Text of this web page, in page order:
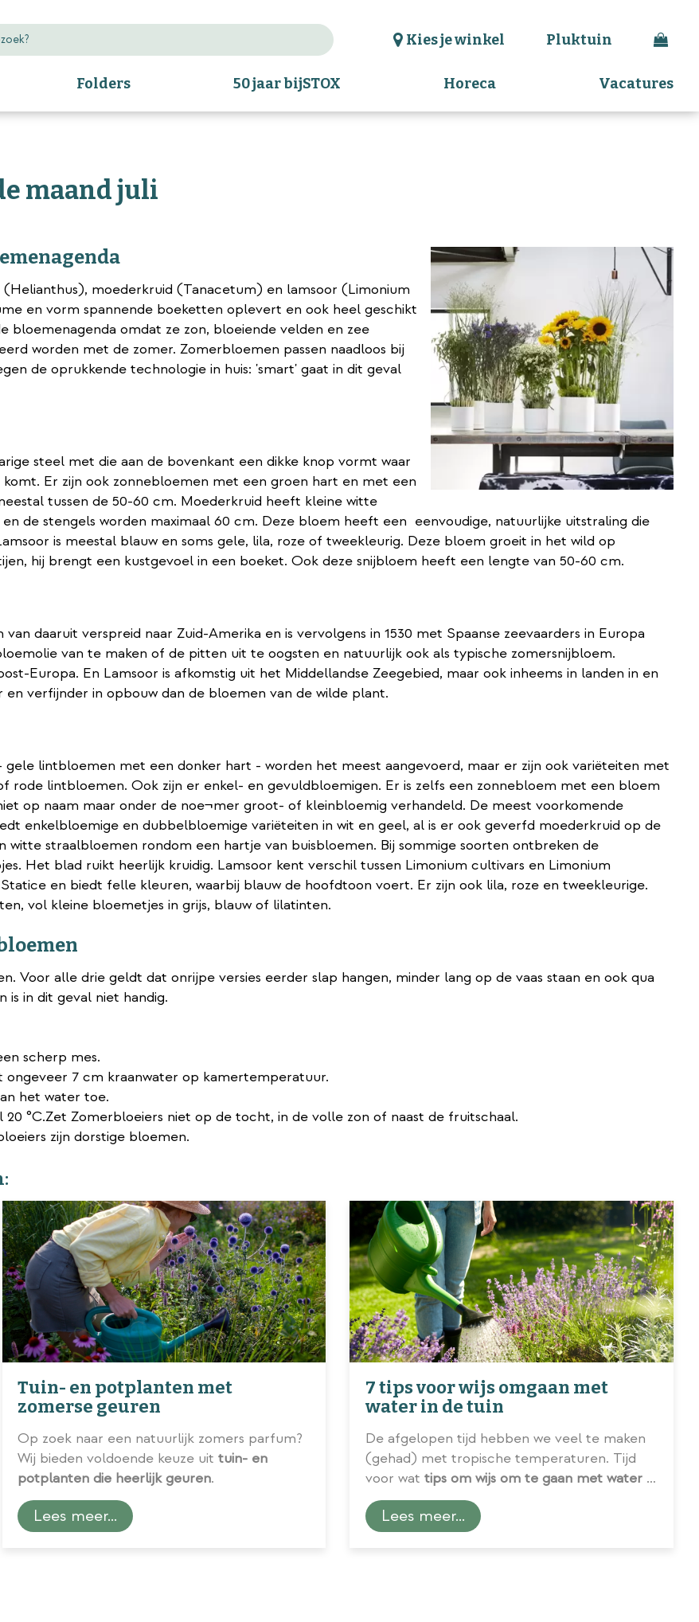
Kies je winkel Pluktuin
Folders 50 jaar bijSTOX Horeca Vacatures
maand juli
moederkruid (Tanacetum) en lamsoor (Limonium
en vorm spannende boeketten oplevert en ook heel geschikt
bloemenagenda omdat ze zon, bloeiende velden en zee
worden met de zomer. Zomerbloemen passen naadloos bij
de oprukkende technologie in huis: 'smart' gaat in dit geval
steel met die aan de bovenkant een dikke knop vormt waar
Er zijn ook zonnebloemen met een groen hart en met een
tussen de 50-60 cm. Moederkruid heeft kleine witte
de stengels worden maximaal 60 cm. Deze bloem heeft een eenvoudige, natuurlijke uitstraling die
is meestal blauw en soms gele, lila, roze of tweekleurig. Deze bloem groeit in het wild op
hij brengt een kustgevoel in een boeket. Ook deze snijbloem heeft een lengte van 50-60 cm.
daaruit verspreid naar Zuid-Amerika en is vervolgens in 1530 met Spaanse zeevaarders in Europa
van te maken of de pitten uit te oogsten en natuurlijk ook als typische zomersnijbloem.
Europa. En Lamsoor is afkomstig uit het Middellandse Zeegebied, maar ook inheems in landen in en
en verfijnder in opbouw dan de bloemen van de wilde plant.
lintbloemen met een donker hart - worden het meest aangevoerd, maar er zijn ook variëteiten met
lintbloemen. Ook zijn er enkel- en gevuldbloemigen. Er is zelfs een zonnebloem met een bloem
op naam maar onder de noe¬mer groot- of kleinbloemig verhandeld. De meest voorkomende
enkelbloemige en dubbelbloemige variëteiten in wit en geel, al is er ook geverfd moederkruid op de
witte straalbloemen rondom een hartje van buisbloemen. Bij sommige soorten ontbreken de
Het blad ruikt heerlijk kruidig. Lamsoor kent verschil tussen Limonium cultivars en Limonium
en biedt felle kleuren, waarbij blauw de hoofdtoon voert. Er zijn ook lila, roze en tweekleurige.
vol kleine bloemetjes in grijs, blauw of lilatinten.
Voor alle drie geldt dat onrijpe versies eerder slap hangen, minder lang op de vaas staan en ook qua
is in dit geval niet handig.
scherp mes.
7 cm kraanwater op kamertemperatuur.
het water toe.
°C.Zet Zomerbloeiers niet op de tocht, in de volle zon of naast de fruitschaal.
zijn dorstige bloemen.
Tuin- en potplanten met
zomerse geuren
Op zoek naar een natuurlijk zomers parfum?
Wij bieden voldoende keuze uittuin- en
potplanten die heerlijk geuren.
Lees meer...
7 tips voor wijs omgaan met
water in de tuin
De afgelopen tijd hebben we veel te maken
(gehad) met tropische temperaturen. Tijd
voor wattips om wijs om te gaan met water in
de tuin.
Lees meer...